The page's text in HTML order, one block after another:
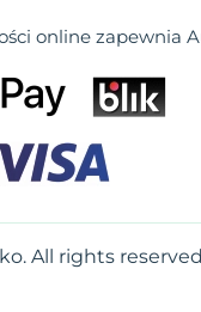
online zapewnia
All rights